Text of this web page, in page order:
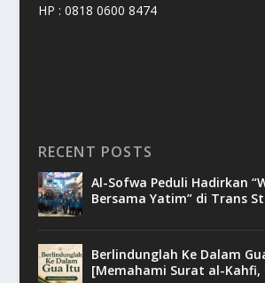
HP : 0818 0600 8474
RECENT POSTS
Al-Sofwa Peduli Hadirkan
Bersama Yatim” di Trans
Berlindunglah Ke Dalam
[Memahami Surat al-Kahfi,